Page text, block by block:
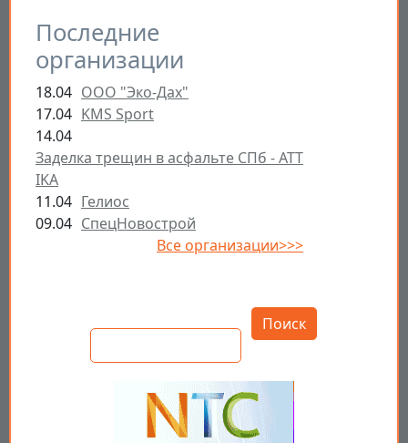
Последние
организации
18.04 ООО "Эко-Дах"
17.04 KMS Sport
14.04
Заделка трещин в асфальте СПб - ATT
IKA
11.04 Гелиос
09.04 СпецНовострой
Все организации>>>